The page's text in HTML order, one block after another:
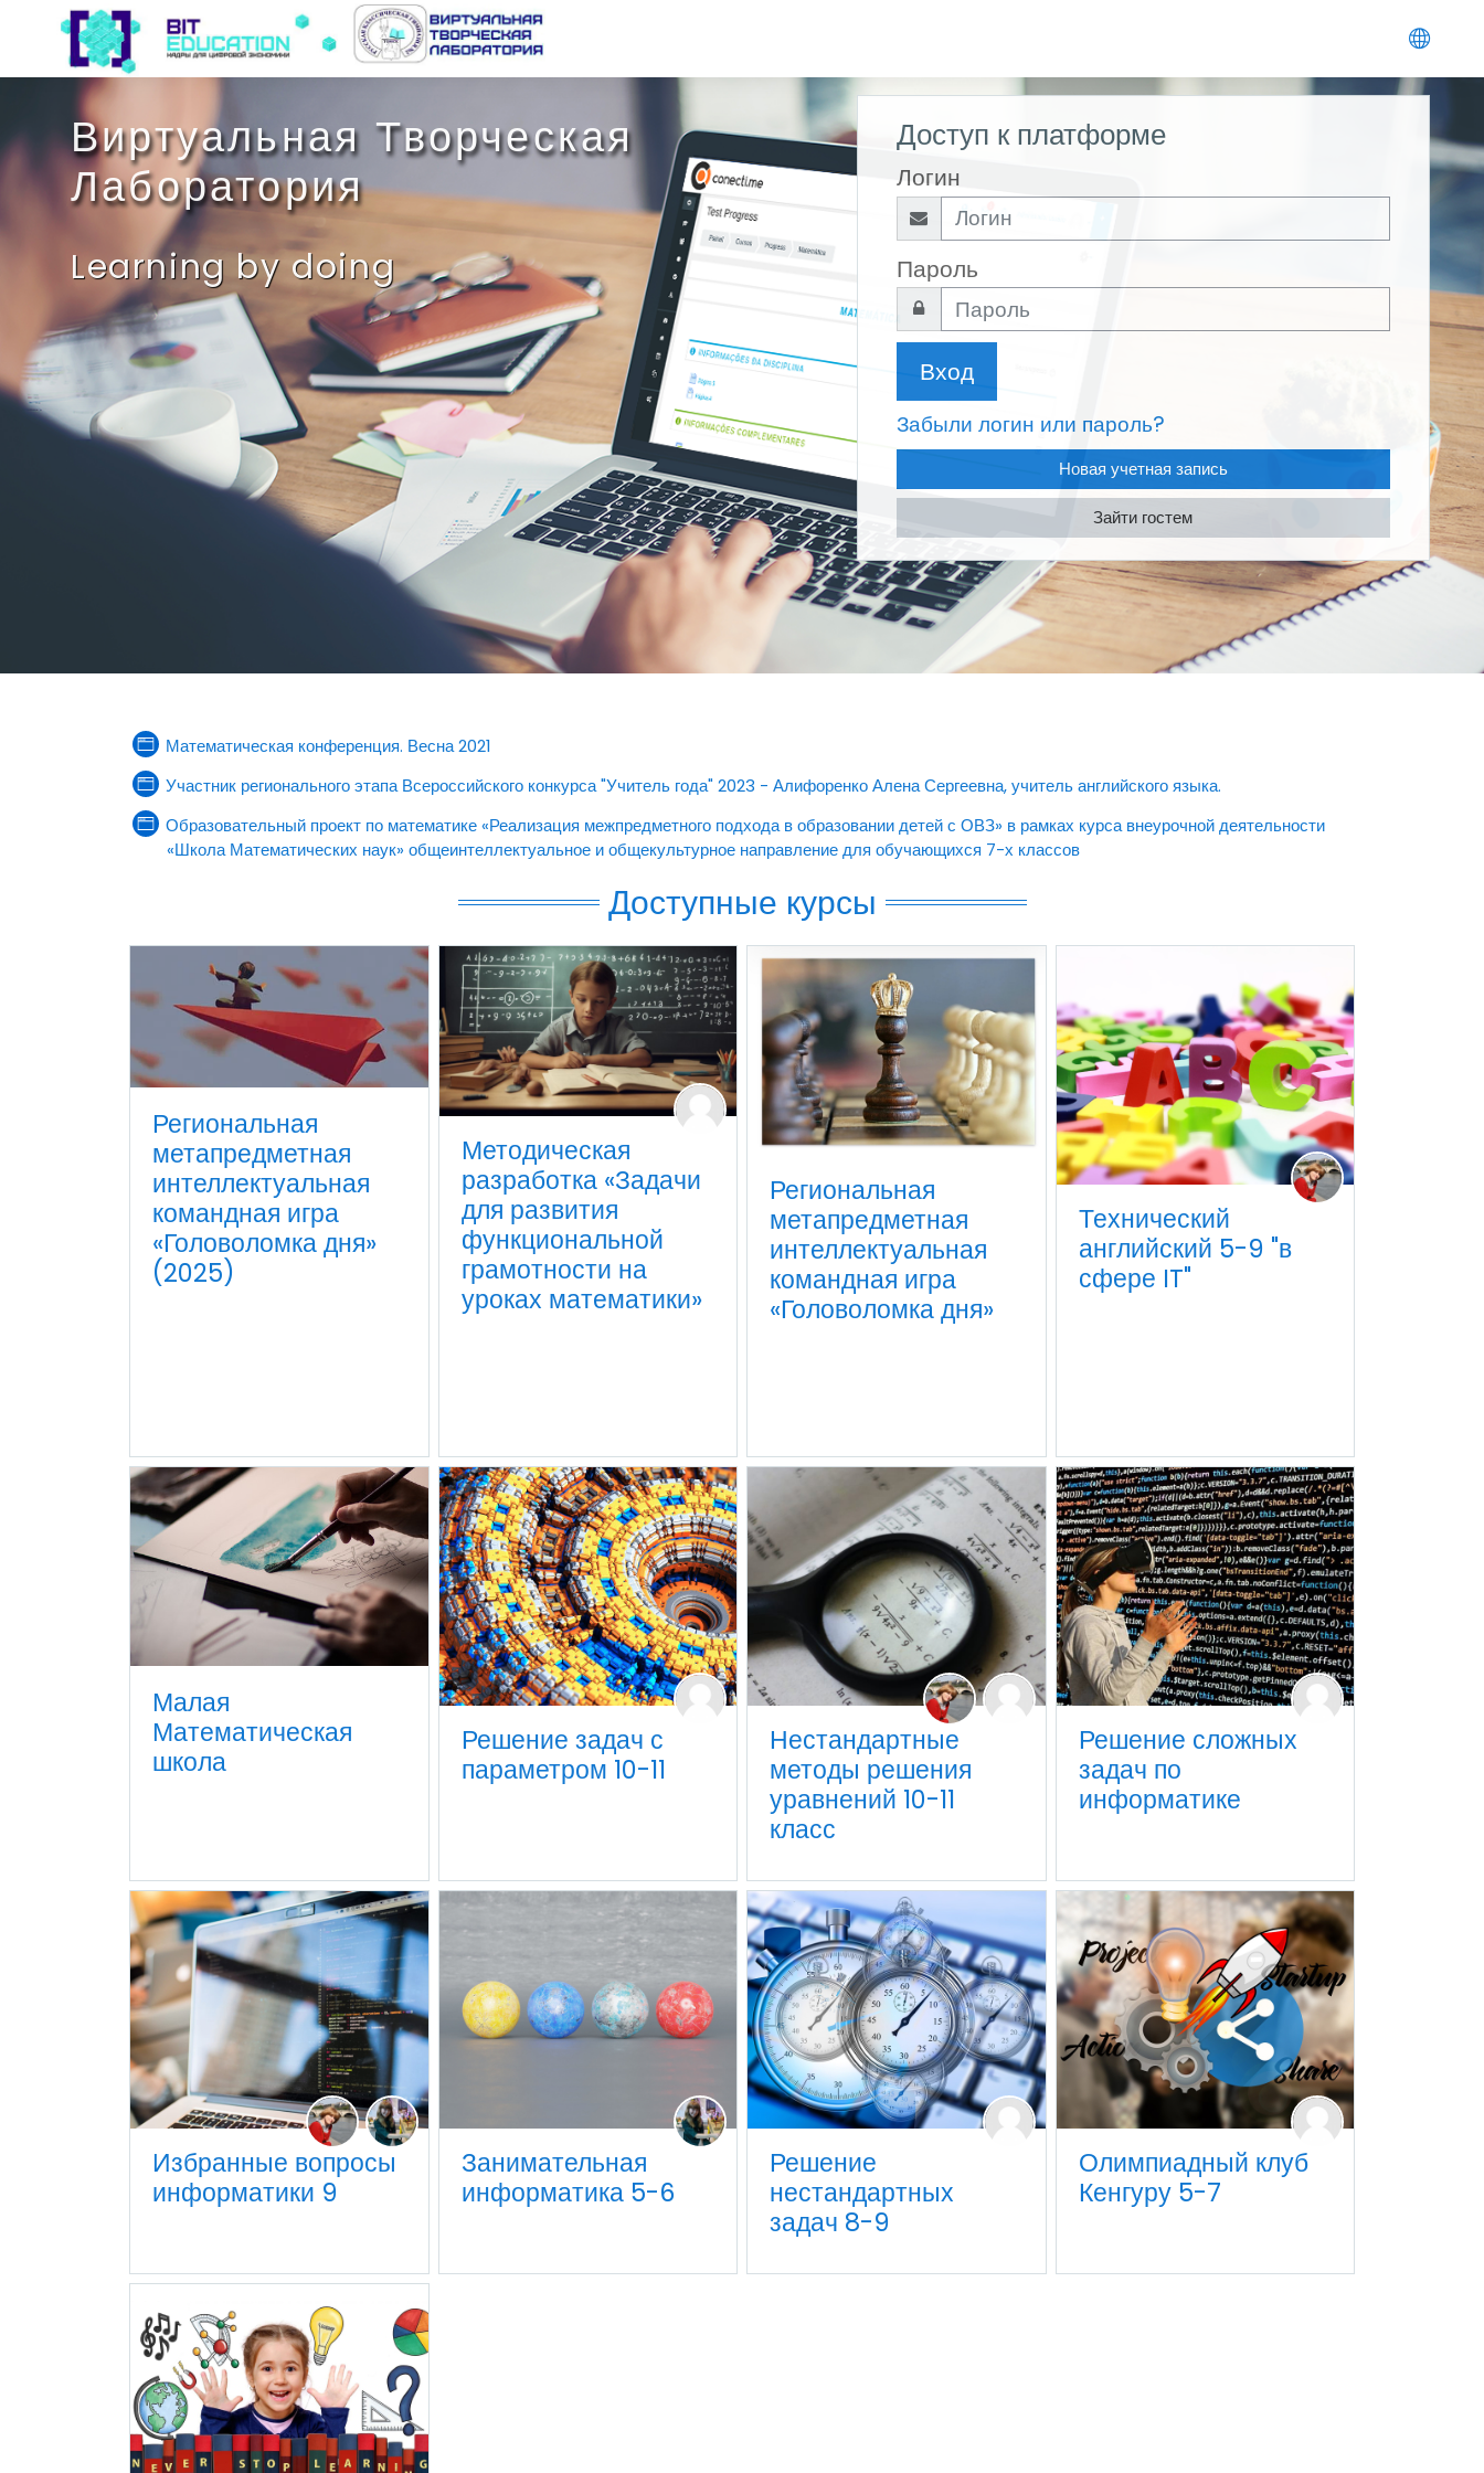
Перейти к основному содержанию
Виртуальная Творческая
Лаборатория
Learning by doing
Доступ к платформе
Логин
Пароль
Вход
Забыли логин или пароль?
Новая учетная запись
Зайти гостем
Математическая конференция. Весна 2021Страница
Участник регионального этапа Всероссийского конкурса "Учитель года" 2023 - Алифоренко Алена Сергеевна, учитель английского языка.Страница
Образовательный проект по математике «Реализация межпредметного подхода в образовании детей с ОВЗ» в рамках курса внеурочной деятельности
«Школа Математических наук» общеинтеллектуальное и общекультурное направление для обучающихся 7-х классов
Страница
Доступные курсы
Региональная
метапредметная
интеллектуальная
командная игра
«Головоломка дня»
(2025)
Методическая
разработка «Задачи
для развития
функциональной
грамотности на
уроках математики»
Региональная
метапредметная
интеллектуальная
командная игра
«Головоломка дня»
Технический
английский 5-9 "в
сфере IT"
Малая
Математическая
школа
Решение задач с
параметром 10-11
Нестандартные
методы решения
уравнений 10-11
класс
Решение сложных
задач по
информатике
Избранные вопросы
информатики 9
Занимательная
информатика 5-6
Решение
нестандартных
задач 8-9
Олимпиадный клуб
Кенгуру 5-7